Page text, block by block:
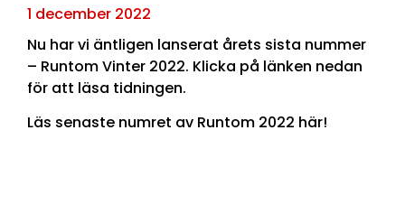
1 december 2022
Nu har vi äntligen lanserat årets sista nummer
– Runtom Vinter 2022. Klicka på länken nedan
för att läsa tidningen.
Läs senaste numret av Runtom 2022 här!